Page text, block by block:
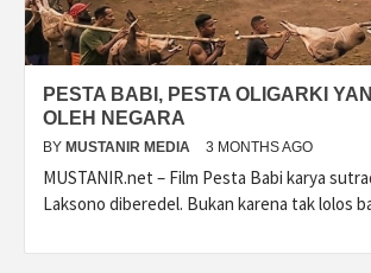
PESTA BABI, PESTA OLIGARKI
OLEH NEGARA
BY MUSTANIR MEDIA 3 MONTHS AGO
MUSTANIR.net – Film Pesta Babi karya
Laksono diberedel. Bukan karena tak lolos